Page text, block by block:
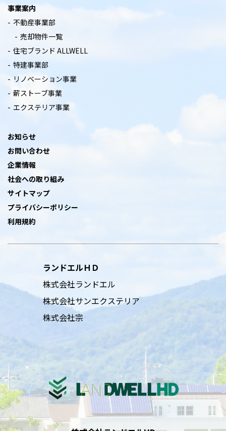
事業案内
不動産事業部
売却物件一覧
住宅ブランド ALLWELL
特建事業部
リノベーション事業
薪ストーブ事業
エクステリア事業
お知らせ
お問い合わせ
企業情報
社会への取り組み
サイトマップ
プライバシーポリシー
利用規約
ランドエルＨＤ
株式会社ランドエル
株式会社サンエクステリア
株式会社宗